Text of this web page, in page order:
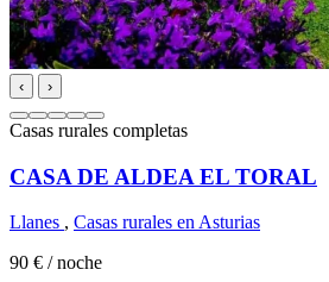
‹ ›
Casas rurales completas
CASA DE ALDEA EL TORAL
Llanes , Casas rurales en Asturias
90 € / noche